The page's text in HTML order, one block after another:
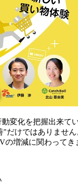
変化を把握出来て
だけではありません
増減に関わってき